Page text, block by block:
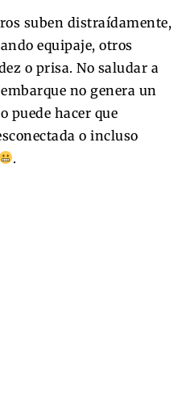
suben distraídamente,
equipaje, otros
o prisa. No saludar a
no genera un
puede hacer que
o incluso
.